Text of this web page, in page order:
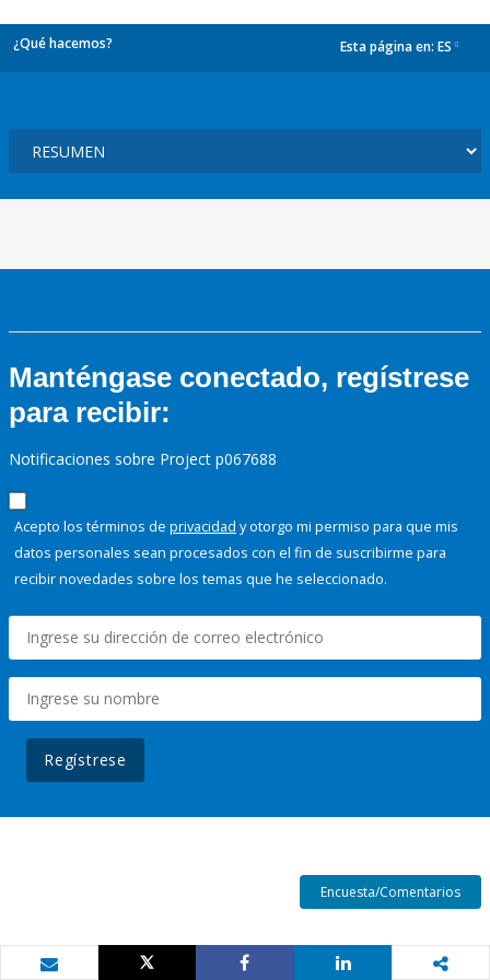
¿Qué hacemos? Esta página en: ES
Manténgase conectado, regístrese
para recibir:
Notificaciones sobre Project p067688
Acepto los términos de privacidad y otorgo mi permiso para que mis
datos personales sean procesados con el fin de suscribirme para
recibir novedades sobre los temas que he seleccionado.
Regístrese
Encuesta/Comentarios